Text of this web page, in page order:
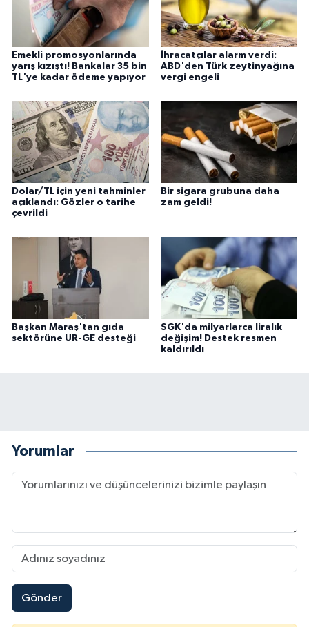
Emekli promosyonlarında
yarış kızıştı! Bankalar 35 bin
TL'ye kadar ödeme yapıyor
İhracatçılar alarm verdi:
ABD'den Türk zeytinyağına
vergi engeli
Dolar/TL için yeni tahminler
açıklandı: Gözler o tarihe
çevrildi
Bir sigara grubuna daha
zam geldi!
Başkan Maraş'tan gıda
sektörüne UR-GE desteği
SGK'da milyarlarca liralık
değişim! Destek resmen
kaldırıldı
Yorumlar
Gönder